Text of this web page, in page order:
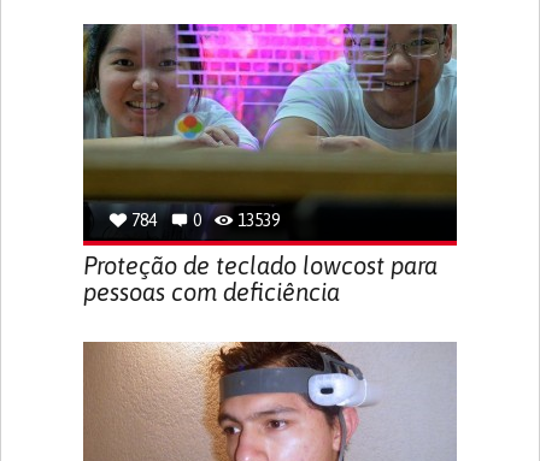
784 0 13539
Proteção de teclado lowcost para
pessoas com deficiência